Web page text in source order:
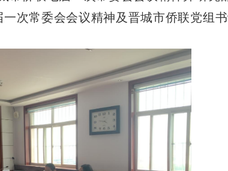
次常委会会议精神及晋城市侨联党组